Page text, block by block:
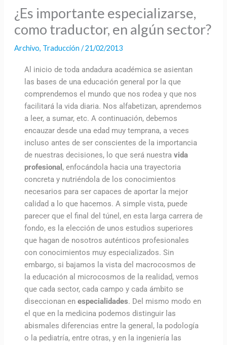
¿Es importante especializarse,
como traductor, en algún sector?
Archivo, Traducción /21/02/2013
Al inicio de toda andadura académica se asientan
las bases de una educación general por la que
comprendemos el mundo que nos rodea y que nos
facilitará la vida diaria. Nos alfabetizan, aprendemos
a leer, a sumar, etc. A continuación, debemos
encauzar desde una edad muy temprana, a veces
incluso antes de ser conscientes de la importancia
de nuestras decisiones, lo que será nuestra vida
profesional , enfocándola hacia una trayectoria
concreta y nutriéndola de los conocimientos
necesarios para ser capaces de aportar la mejor
calidad a lo que hacemos. A simple vista, puede
parecer que el final del túnel, en esta larga carrera de
fondo, es la elección de unos estudios superiores
que hagan de nosotros auténticos profesionales
con conocimientos muy especializados. Sin
embargo, si bajamos la vista del macrocosmos de
la educación al microcosmos de la realidad, vemos
que cada sector, cada campo y cada ámbito se
diseccionan en especialidades. Del mismo modo en
el que en la medicina podemos distinguir las
abismales diferencias entre la general, la podología
o la pediatría, entre otras, y en la ingeniería las